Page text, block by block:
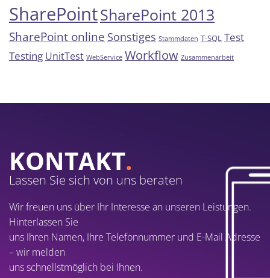
SharePointSharePoint 2013
SharePoint online Sonstiges Stammdaten T-SQL Test
Testing UnitTest WebService Workflow Zusammenarbeit
KONTAKT.
Lassen Sie sich von uns beraten
Wir freuen uns über Ihr Interesse an unseren Leistungen.
Hinterlassen Sie
uns Ihren Namen, Ihre Telefonnummer und E-Mail Adresse
– wir melden
uns schnellstmöglich bei Ihnen.